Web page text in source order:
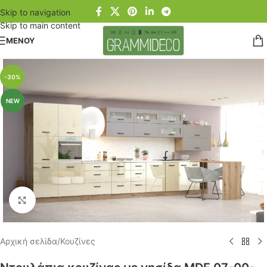
Skip to navigation
Skip to main content
ΜΕΝΟΥ
-30%
NEW
Click to enlarge
Αρχική σελίδα/Κουζίνες